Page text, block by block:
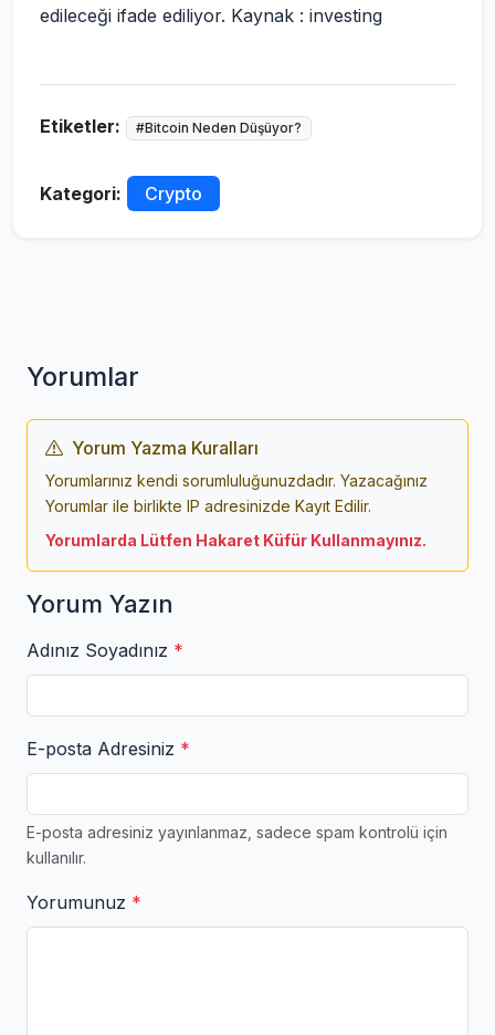
edileceği ifade ediliyor. Kaynak : investing
Etiketler: #Bitcoin Neden Düşüyor?
Kategori: Crypto
Yorumlar
Yorum Yazma Kuralları
Yorumlarınız kendi sorumluluğunuzdadır. Yazacağınız
Yorumlar ile birlikte IP adresinizde Kayıt Edilir.
Yorumlarda Lütfen Hakaret Küfür Kullanmayınız.
Yorum Yazın
Adınız Soyadınız *
E-posta Adresiniz *
E-posta adresiniz yayınlanmaz, sadece spam kontrolü için
kullanılır.
Yorumunuz *